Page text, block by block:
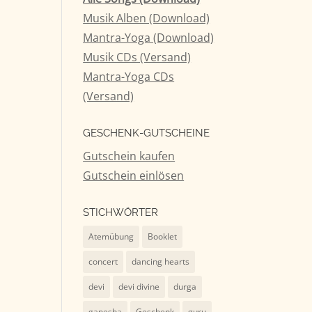
Musik Alben (Download)
Mantra-Yoga (Download)
Musik CDs (Versand)
Mantra-Yoga CDs
(Versand)
GESCHENK-GUTSCHEINE
Gutschein kaufen
Gutschein einlösen
STICHWÖRTER
Atemübung Booklet
concert dancing hearts
devi devi divine durga